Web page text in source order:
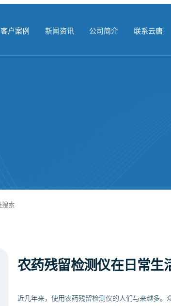
客户案例 新闻资讯 公司简介 联系云唐
农药残留检测仪在日常生
近几年来，使用农药残留检测仪的人们与来越多